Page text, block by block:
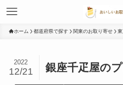
ホーム 都道府県で探す 関東のお取り寄せ
銀座千疋屋の
2022
12/21